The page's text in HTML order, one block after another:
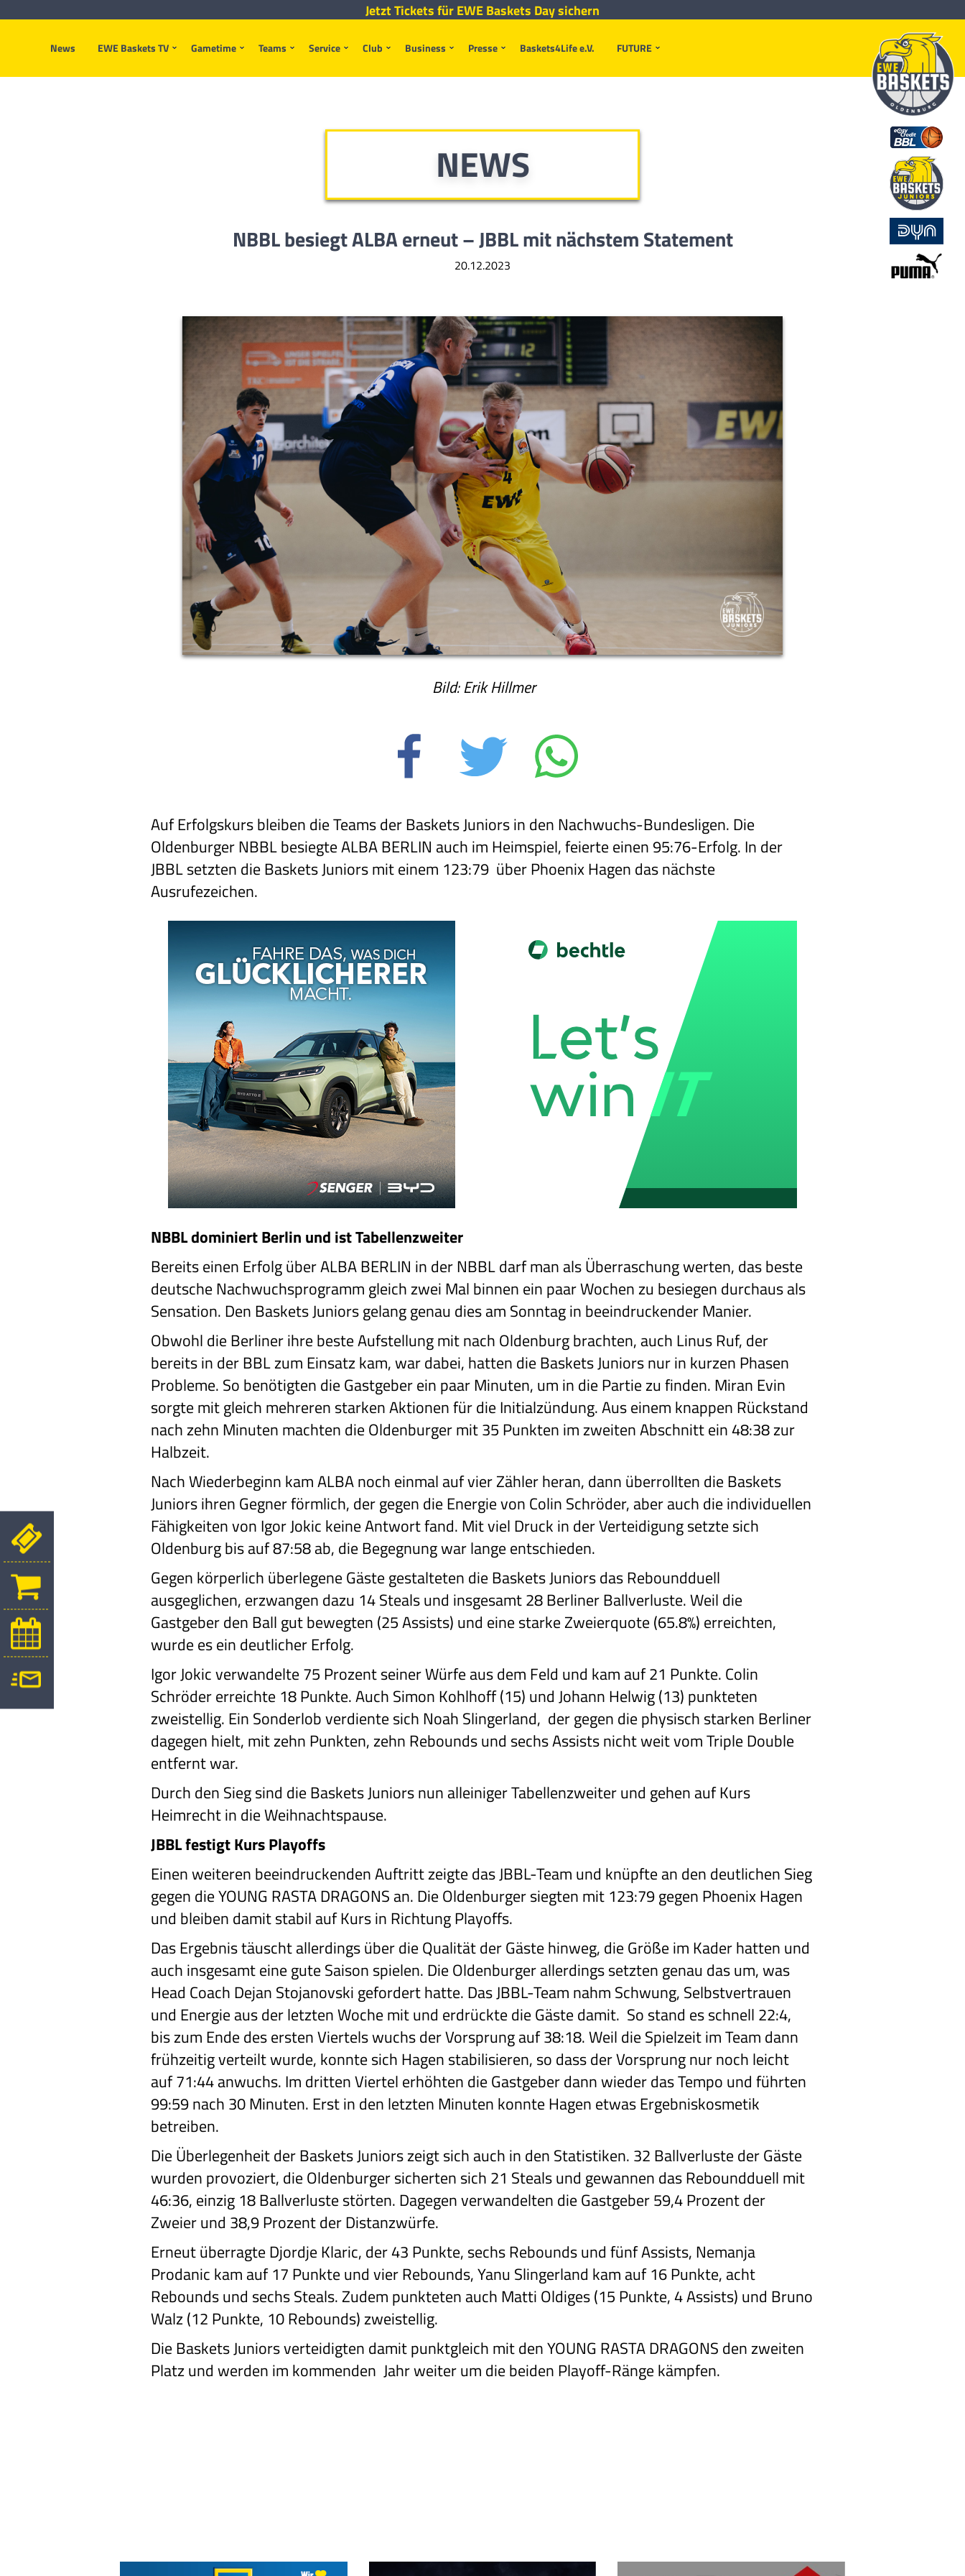
News EWE Baskets TV Gametime Teams Service Club Business Presse Baskets4Life e.V. FUTURE
Jetzt Tickets für EWE Baskets Day sichern
NEWS
NBBL besiegt ALBA erneut – JBBL mitnächstem Statement
20.12.2023
Bild: Erik Hillmer
Auf Erfolgskurs bleiben die Teams der Baskets Juniors in den Nachwuchs-Bundesligen. Die
Oldenburger NBBL besiegte ALBA BERLIN auch im Heimspiel, feierte einen 95:76-Erfolg. In der
JBBL setzten die Baskets Juniors mit einem 123:79 über Phoenix Hagen das nächste
Ausrufezeichen.
NBBL dominiert Berlin und ist Tabellenzweiter
Bereits einen Erfolg über ALBA BERLIN in der NBBL darf man als Überraschung werten, das beste
deutsche Nachwuchsprogramm gleich zwei Mal binnen ein paar Wochen zu besiegen durchaus als
Sensation. Den Baskets Juniors gelang genau dies am Sonntag in beeindruckender Manier.
Obwohl die Berliner ihre beste Aufstellung mit nach Oldenburg brachten, auch Linus Ruf, der
bereits in der BBL zum Einsatz kam, war dabei, hatten die Baskets Juniors nur in kurzen Phasen
Probleme. So benötigten die Gastgeber ein paar Minuten, um in die Partie zu finden. Miran Evin
sorgte mit gleich mehreren starken Aktionen für die Initialzündung. Aus einem knappen Rückstand
nach zehn Minuten machten die Oldenburger mit 35 Punkten im zweiten Abschnitt ein 48:38 zur
Halbzeit.
Nach Wiederbeginn kam ALBA noch einmal auf vier Zähler heran, dann überrollten die Baskets
Juniors ihren Gegner förmlich, der gegen die Energie von Colin Schröder, aber auch die individuellen
Fähigkeiten von Igor Jokic keine Antwort fand. Mit viel Druck in der Verteidigung setzte sich
Oldenburg bis auf 87:58 ab, die Begegnung war lange entschieden.
Gegen körperlich überlegene Gäste gestalteten die Baskets Juniors das Reboundduell
ausgeglichen, erzwangen dazu 14 Steals und insgesamt 28 Berliner Ballverluste. Weil die
Gastgeber den Ball gut bewegten (25 Assists) und eine starke Zweierquote (65.8%) erreichten,
wurde es ein deutlicher Erfolg.
Igor Jokic verwandelte 75 Prozent seiner Würfe aus dem Feld und kam auf 21 Punkte. Colin
Schröder erreichte 18 Punkte. Auch Simon Kohlhoff (15) und Johann Helwig (13) punkteten
zweistellig. Ein Sonderlob verdiente sich Noah Slingerland, der gegen die physisch starken Berliner
dagegen hielt, mit zehn Punkten, zehn Rebounds und sechs Assists nicht weit vom Triple Double
entfernt war.
Durch den Sieg sind die Baskets Juniors nun alleiniger Tabellenzweiter und gehen auf Kurs
Heimrecht in die Weihnachtspause.
JBBL festigt Kurs Playoffs
Einen weiteren beeindruckenden Auftritt zeigte das JBBL-Team und knüpfte an den deutlichen Sieg
gegen die YOUNG RASTA DRAGONS an. Die Oldenburger siegten mit 123:79 gegen Phoenix Hagen
und bleiben damit stabil auf Kurs in Richtung Playoffs.
Das Ergebnis täuscht allerdings über die Qualität der Gäste hinweg, die Größe im Kader hatten und
auch insgesamt eine gute Saison spielen. Die Oldenburger allerdings setzten genau das um, was
Head Coach Dejan Stojanovski gefordert hatte. Das JBBL-Team nahm Schwung, Selbstvertrauen
und Energie aus der letzten Woche mit und erdrückte die Gäste damit. So stand es schnell 22:4,
bis zum Ende des ersten Viertels wuchs der Vorsprung auf 38:18. Weil die Spielzeit im Team dann
frühzeitig verteilt wurde, konnte sich Hagen stabilisieren, so dass der Vorsprung nur noch leicht
auf 71:44 anwuchs. Im dritten Viertel erhöhten die Gastgeber dann wieder das Tempo und führten
99:59 nach 30 Minuten. Erst in den letzten Minuten konnte Hagen etwas Ergebniskosmetik
betreiben.
Die Überlegenheit der Baskets Juniors zeigt sich auch in den Statistiken. 32 Ballverluste der Gäste
wurden provoziert, die Oldenburger sicherten sich 21 Steals und gewannen das Reboundduell mit
46:36, einzig 18 Ballverluste störten. Dagegen verwandelten die Gastgeber 59,4 Prozent der
Zweier und 38,9 Prozent der Distanzwürfe.
Erneut überragte Djordje Klaric, der 43 Punkte, sechs Rebounds und fünf Assists, Nemanja
Prodanic kam auf 17 Punkte und vier Rebounds, Yanu Slingerland kam auf 16 Punkte, acht
Rebounds und sechs Steals. Zudem punkteten auch Matti Oldiges (15 Punkte, 4 Assists) und Bruno
Walz (12 Punkte, 10 Rebounds) zweistellig.
Die Baskets Juniors verteidigten damit punktgleich mit den YOUNG RASTA DRAGONS den zweiten
Platz und werden im kommenden Jahr weiter um die beiden Playoff-Ränge kämpfen.